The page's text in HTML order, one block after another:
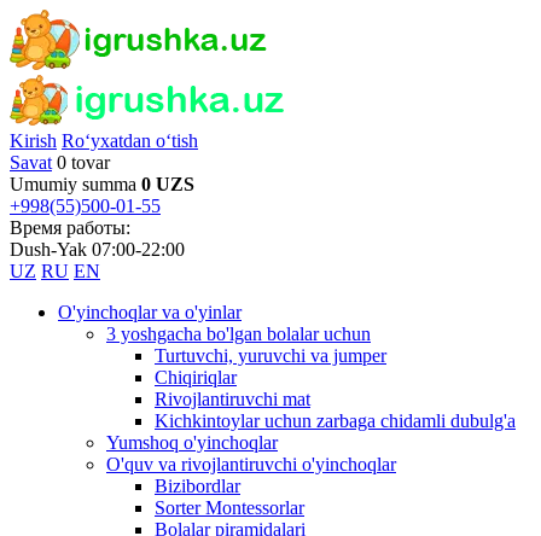
Kirish Ro‘yxatdan o‘tish
Savat 0 tovar
Umumiy summa 0 UZS
+998(55)500-01-55
Время работы:
Dush-Yak 07:00-22:00
UZ RU EN
O'yinchoqlar va o'yinlar
3 yoshgacha bo'lgan bolalar uchun
Turtuvchi, yuruvchi va jumper
Chiqiriqlar
Rivojlantiruvchi mat
Kichkintoylar uchun zarbaga chidamli dubulg'a
Yumshoq o'yinchoqlar
O'quv va rivojlantiruvchi o'yinchoqlar
Bizibordlar
Sorter Montessorlar
Bolalar piramidalari